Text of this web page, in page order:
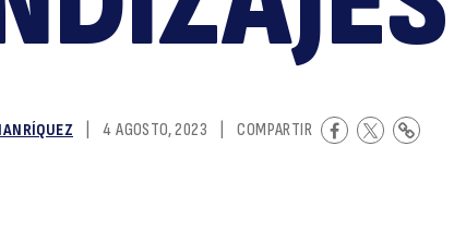
4 AGOSTO, 2023 COMPARTIR